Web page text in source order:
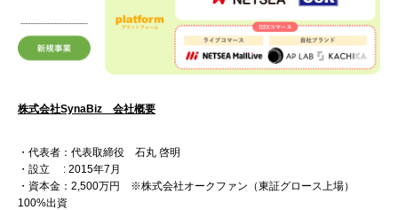
株式会社SynaBiz 会社概要
・代表者：代表取締役 石丸 啓明
・設立 : 2015年7月
・資本金：2,500万円 ※株式会社オークファン（東証グロース上場）
100%出資